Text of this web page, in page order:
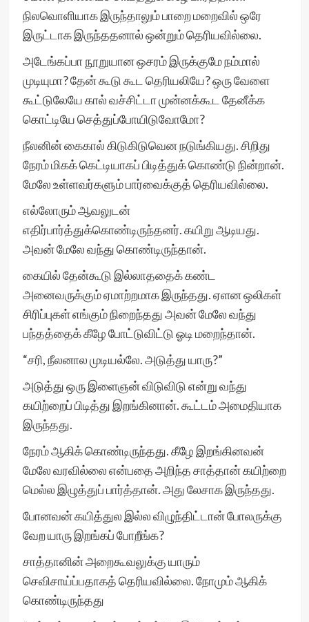
நிலவொளியாக இருந்தாலும் பாறை மறைவில் ஒரே
இருட்டாக இருந்ததனால் ஒன்றும் தெரியவில்லை.
அடேங்கப்பா நூறுயான ஒசரம் இருக்குமே நம்மால்
முடியுமா? தேன் கூடு கூட தெரியலியே? ஒரு வேளை
கூட்டுலேயே கால் வச்சிட்டா முன்னக்கூட தேனீக்க
கொட்டியே செத்துப்போயிடுவோமோ?
நீலனின் கைகால் கிடுகிடுவென நடுங்கியது. சிறிது
நேரம் மிகக் கெட்டியாகப் பிடித்துக் கொண்டு நின்றான்.
மேலே உள்ளவர்களும் பார்வைக்குத் தெரியவில்லை.
எல்லோரும் ஆவலுடன்
எதிர்பார்த்துக்கொண்டிருந்தனர். கயிறு ஆடியது.
அவன் மேலே வந்து கொண்டிருந்தான்.
கையில் தேன்கூடு இல்லாததைக் கண்ட
அனைவருக்கும் ஏமாற்றமாக இருந்தது. ஏளன ஒலிகள்
சிரிப்புகள் எங்கும் நிறைந்தது அவன் மேலே வந்து
பந்தத்தைக் கீழே போட்டுவிட்டு ஓடி மறைந்தான்.
“சரி, நீலனால முடியல்லே. அடுத்து யாரு?”
அடுத்து ஒரு இளைஞன் விடுவிடு என்று வந்து
கயிற்றைப் பிடித்து இறங்கினான். கூட்டம் அமைதியாக
இருந்தது.
நேரம் ஆகிக் கொண்டிருந்தது. கீழே இறங்கினவன்
மேலே வரவில்லை என்பதை அறிந்த சாத்தான் கயிற்றை
மெல்ல இழுத்துப் பார்த்தான். அது லேசாக இருந்தது.
போனவன் கயித்துல இல்ல விழுந்திட்டான் போலருக்கு
வேற யாரு இறங்கப் போறீங்க?
சாத்தானின் அறைகூவலுக்கு யாரும்
செவிசாய்ப்பதாகத் தெரியவில்லை. நோமும் ஆகிக்
கொண்டிருந்தது